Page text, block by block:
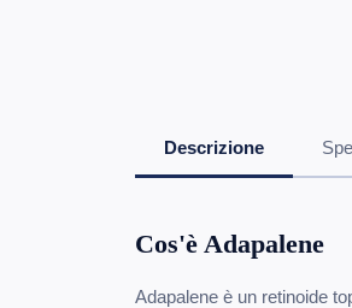
Descrizione
Cos'è Adapalene
Adapalene è un retinoide